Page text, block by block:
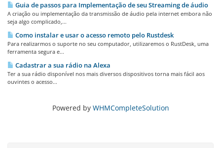
Guia de passos para Implementação de seu Streaming de áudio
A criação ou implementação da transmissão de áudio pela internet embora não
seja algo complicado,...
Como instalar e usar o acesso remoto pelo Rustdesk
Para realizarmos o suporte no seu computador, utilizaremos o RustDesk, uma
ferramenta segura e...
Cadastrar a sua rádio na Alexa
Ter a sua rádio disponível nos mais diversos dispositivos torna mais fácil aos
ouvintes o acesso...
Powered by WHMCompleteSolution